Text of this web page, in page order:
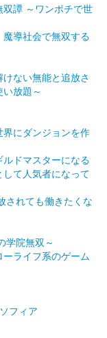
譚 ～ワンポチで世
導社会で無双する
ない無能と追放さ
放題～
にダンジョンを作
ドマスターになる
て人気者になって
れても働きたくな
学院無双～
ライフ系のゲーム
フィア